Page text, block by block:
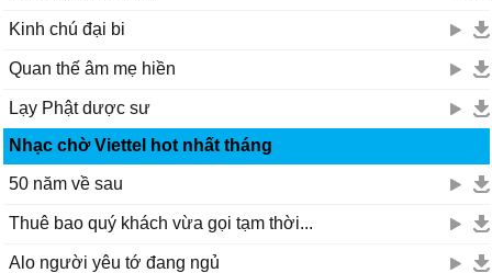
Kinh chú đại bi
Quan thế âm mẹ hiền
Lạy Phật dược sư
Nhạc chờ Viettel hot nhất tháng
50 năm về sau
Thuê bao quý khách vừa gọi tạm thời...
Alo người yêu tớ đang ngủ